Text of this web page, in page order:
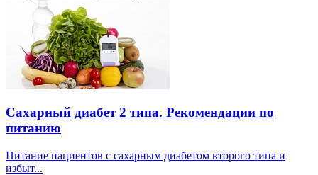
Сахарный диабет 2 типа. Рекомендации по
питанию
Питание пациентов с сахарным диабетом второго типа и
избыт...